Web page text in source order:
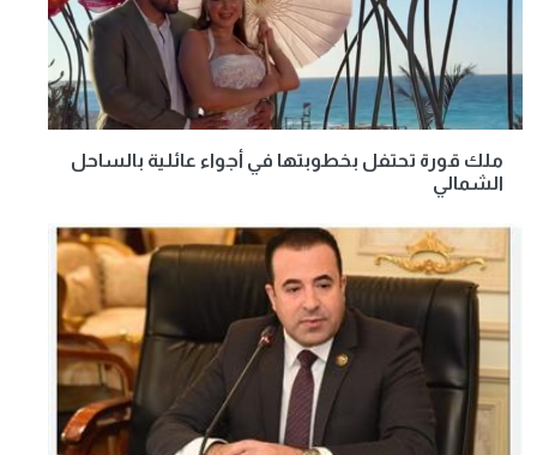
ملك قورة تحتفل بخطوبتها في أجواء عائلية بالساحل
الشمالي